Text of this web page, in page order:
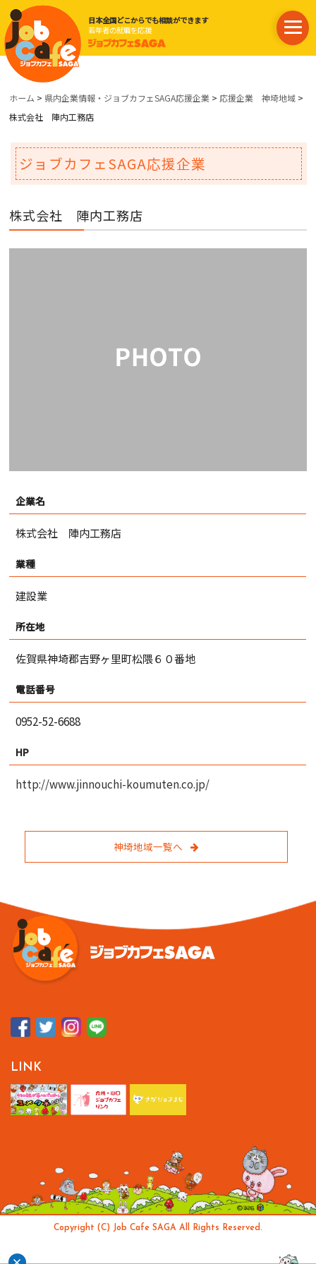
日本全国どこからでも相談ができます
若年者の就職を応援
ホーム > 県内企業情報・ジョブカフェSAGA応援企業 > 応援企業 神埼地域 >
株式会社 陣内工務店
ジョブカフェSAGA応援企業
株式会社 陣内工務店
企業名
株式会社 陣内工務店
業種
建設業
所在地
佐賀県神埼郡吉野ヶ里町松隈６０番地
電話番号
0952-52-6688
HP
http://www.jinnouchi-koumuten.co.jp/
神埼地域一覧へ
LINK
Copyright (C) Job Cafe SAGA All Rights Reserved.